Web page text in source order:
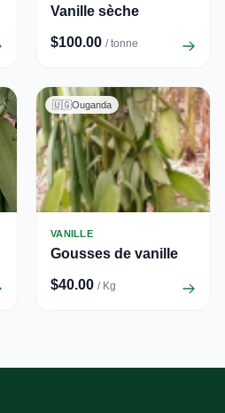
Vanille sèche
$100.00 / tonne
🇺🇬Ouganda
VANILLE
Gousses de vanille
$40.00 / Kg